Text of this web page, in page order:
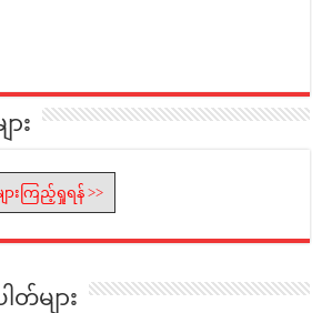
ား
ားကြည့်ရှုရန် >>
များ